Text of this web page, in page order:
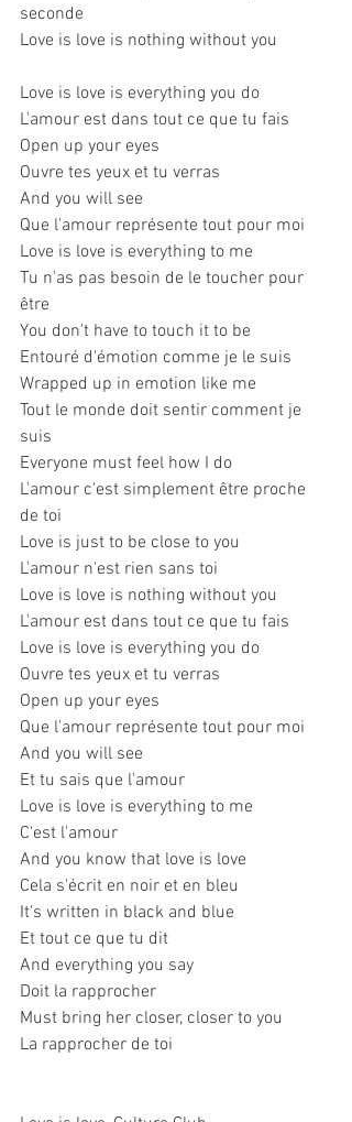
seconde
Love is love is nothing without you
Love is love is everything you do
L'amour est dans tout ce que tu fais
Open up your eyes
Ouvre tes yeux et tu verras
And you will see
Que l'amour représente tout pour moi
Love is love is everything to me
Tu n'as pas besoin de le toucher pour
être
You don't have to touch it to be
Entouré d'émotion comme je le suis
Wrapped up in emotion like me
Tout le monde doit sentir comment je
suis
Everyone must feel how I do
L'amour c'est simplement être proche
de toi
Love is just to be close to you
L'amour n'est rien sans toi
Love is love is nothing without you
L'amour est dans tout ce que tu fais
Love is love is everything you do
Ouvre tes yeux et tu verras
Open up your eyes
Que l'amour représente tout pour moi
And you will see
Et tu sais que l'amour
Love is love is everything to me
C'est l'amour
And you know that love is love
Cela s'écrit en noir et en bleu
It's written in black and blue
Et tout ce que tu dit
And everything you say
Doit la rapprocher
Must bring her closer, closer to you
La rapprocher de toi